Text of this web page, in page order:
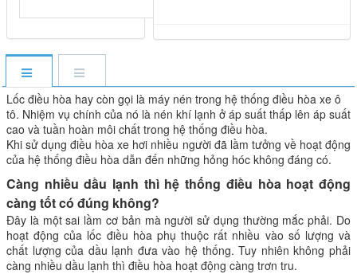
Lốc điều hòa hay còn gọi là máy nén trong hệ thống điều hòa xe ô
tô. Nhiệm vụ chính của nó là nén khí lạnh ở áp suất thấp lên áp suất
cao và tuần hoàn môi chất trong hệ thống điều hòa.
Khi sử dụng điều hòa xe hơi nhiều người đã lầm tưởng về hoạt động
của hệ thống điều hòa dẫn đến những hỏng hóc không đáng có.
Càng nhiều dầu lạnh thì hệ thống điều hòa hoạt động
càng tốt có đúng không?
Đây là một sai lầm cơ bản mà người sử dụng thường mắc phải. Do
hoạt động của lốc điều hòa phụ thuộc rất nhiều vào số lượng và
chất lượng của dầu lạnh đưa vào hệ thống. Tuy nhiên không phải
càng nhiều dầu lạnh thì điều hòa hoạt động càng trơn tru.